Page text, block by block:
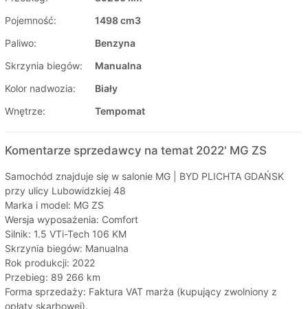
Pojemność:
1498 cm3
Paliwo:
Benzyna
Skrzynia biegów:
Manualna
Kolor nadwozia:
Biały
Wnętrze:
Tempomat
Komentarze sprzedawcy na temat 2022' MG ZS
Samochód znajduje się w salonie MG | BYD PLICHTA GDAŃSK
przy ulicy Lubowidzkiej 48
Marka i model: MG ZS
Wersja wyposażenia: Comfort
Silnik: 1.5 VTi-Tech 106 KM
Skrzynia biegów: Manualna
Rok produkcji: 2022
Przebieg: 89 266 km
Forma sprzedaży: Faktura VAT marża (kupujący zwolniony z
opłaty skarbowej).